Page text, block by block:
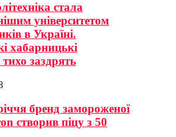
стала
університетом
в Україні.
хабарницькі
тихо заздрять
бренд замороженої
створив піцу з 50